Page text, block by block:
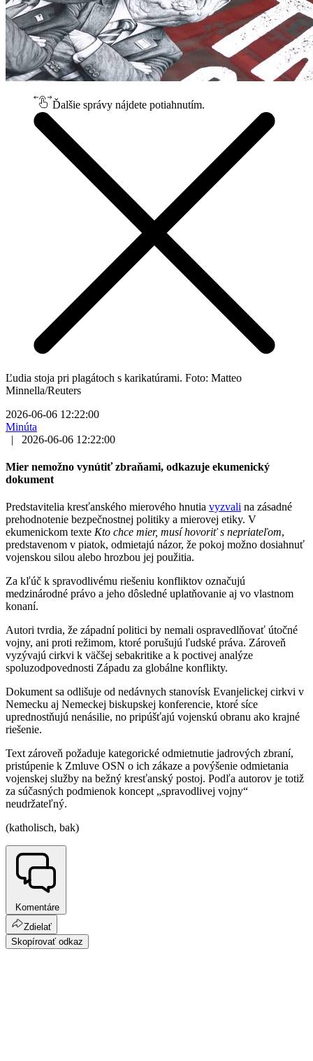
Ďalšie správy nájdete potiahnutím.
Ľudia stoja pri plagátoch s karikatúrami. Foto: Matteo
Minnella/Reuters
2026-06-06 12:22:00
Minúta
|
2026-06-06 12:22:00
Mier nemožno vynútiť zbraňami, odkazuje ekumenický
dokument
Predstavitelia kresťanského mierového hnutia vyzvali na zásadné
prehodnotenie bezpečnostnej politiky a mierovej etiky. V
ekumenickom texte Kto chce mier, musí hovoriť s nepriateľom,
predstavenom v piatok, odmietajú názor, že pokoj možno dosiahnuť
vojenskou silou alebo hrozbou jej použitia.
Za kľúč k spravodlivému riešeniu konfliktov označujú
medzinárodné právo a jeho dôsledné uplatňovanie aj vo vlastnom
konaní.
Autori tvrdia, že západní politici by nemali ospravedlňovať útočné
vojny, ani proti režimom, ktoré porušujú ľudské práva. Zároveň
vyzývajú cirkvi k väčšej sebakritike a k poctivej analýze
spoluzodpovednosti Západu za globálne konflikty.
Dokument sa odlišuje od nedávnych stanovísk Evanjelickej cirkvi v
Nemecku aj Nemeckej biskupskej konferencie, ktoré síce
uprednostňujú nenásilie, no pripúšťajú vojenskú obranu ako krajné
riešenie.
Text zároveň požaduje kategorické odmietnutie jadrových zbraní,
pristúpenie k Zmluve OSN o ich zákaze a povýšenie odmietania
vojenskej služby na bežný kresťanský postoj. Podľa autorov je totiž
za súčasných podmienok koncept „spravodlivej vojny“
neudržateľný.
(katholisch, bak)
Komentáre
Zdielať
Skopírovať odkaz